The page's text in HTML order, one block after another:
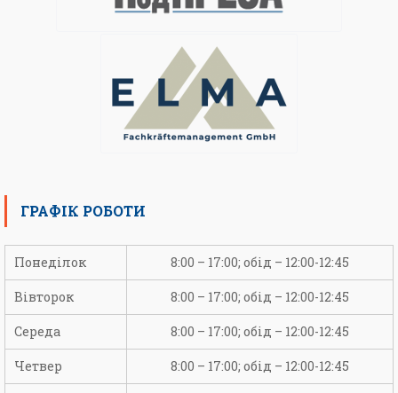
ГРАФІК РОБОТИ
Понеділок 8:00 – 17:00; обід – 12:00-12:45
Вівторок 8:00 – 17:00; обід – 12:00-12:45
Середа 8:00 – 17:00; обід – 12:00-12:45
Четвер 8:00 – 17:00; обід – 12:00-12:45